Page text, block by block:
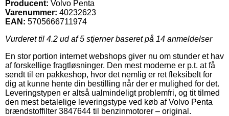
Producent: Volvo Penta
Varenummer: 40232623
EAN: 5705666711974
Vurderet til 4.2 ud af 5 stjerner baseret på 14 anmeldelser
En stor portion internet webshops giver nu om stunder et hav
af forskellige fragtløsninger. Den mest moderne er p.t. at få
sendt til en pakkeshop, hvor det nemlig er ret fleksibelt for
dig at kunne hente din bestilling når der er mulighed for det.
Leveringstypen er altså ualmindeligt problemfri, og tit tilmed
den mest betalelige leveringstype ved køb af Volvo Penta
brændstoffilter 3847644 til benzinmotorer – original.